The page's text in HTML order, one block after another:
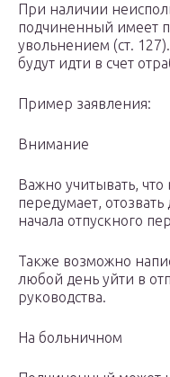
При наличии
подчиненный имеет
увольнением (ст.
будут идти в счет
Пример заявления:
Внимание
Важно учитывать, что
передумает,
начала отпускного
Также возможно
любой день уйти в
руководства.
На больничном